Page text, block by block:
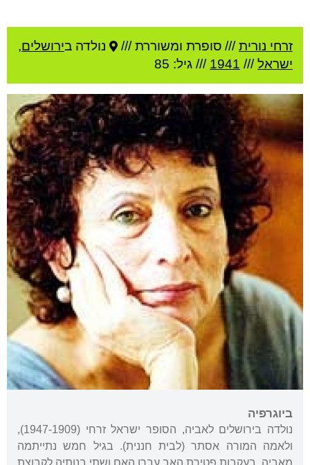
זרחי נורית/// סופרת ומשוררת /// נולדה בירושלים,
ישראל///
1941 /// גיל: 85
ביוגרפיה
נולדה בירושלים לאביה, הסופר ישראל זרחי (1947-1909),
ולאמה המורה אסתר (לבית חננית). בגיל חמש נתייתמה
מאביה. בעקבות פטירת האב עברו האם ושתי בנותיה לקבוצת